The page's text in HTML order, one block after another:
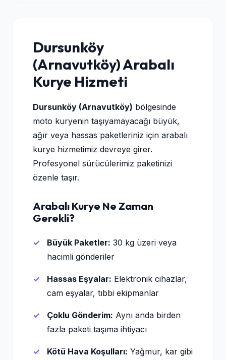
Dursunköy
(Arnavutköy) Arabalı
Kurye Hizmeti
Dursunköy (Arnavutköy) bölgesinde
moto kuryenin taşıyamayacağı büyük,
ağır veya hassas paketleriniz için arabalı
kurye hizmetimiz devreye girer.
Profesyonel sürücülerimiz paketinizi
özenle taşır.
Arabalı Kurye Ne Zaman
Gerekli?
Büyük Paketler: 30 kg üzeri veya
hacimli gönderiler
Hassas Eşyalar: Elektronik cihazlar,
cam eşyalar, tıbbi ekipmanlar
Çoklu Gönderim: Aynı anda birden
fazla paketi taşıma ihtiyacı
Kötü Hava Koşulları: Yağmur, kar gibi